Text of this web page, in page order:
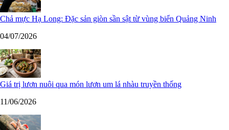
Chả mực Hạ Long: Đặc sản giòn sần sật từ vùng biển Quảng Ninh
04/07/2026
Giá trị lươn nuôi qua món lươn um lá nhàu truyền thống
11/06/2026